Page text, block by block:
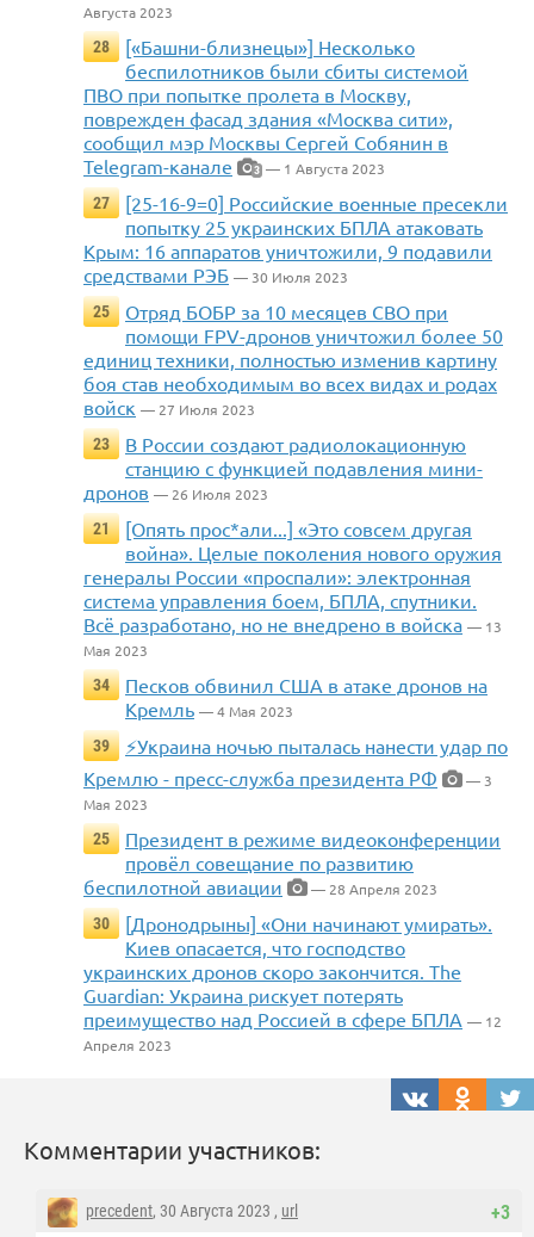
Августа 2023
28
[«Башни-близнецы»] Несколько
беспилотников были сбиты системой
ПВО при попытке пролета в Москву,
поврежден фасад здания «Москва сити»,
сообщил мэр Москвы Сергей Собянин в
Telegram-канале
3 — 1 Августа 2023
27
[25-16-9=0] Российские военные пресекли
попытку 25 украинских БПЛА атаковать
Крым: 16 аппаратов уничтожили, 9 подавили
средствами РЭБ — 30 Июля 2023
25
Отряд БОБР за 10 месяцев СВО при
помощи FPV-дронов уничтожил более 50
единиц техники, полностью изменив картину
боя став необходимым во всех видах и родах
войск — 27 Июля 2023
23
В России создают радиолокационную
станцию с функцией подавления мини-
дронов — 26 Июля 2023
21
[Опять прос*али...] «Это совсем другая
война». Целые поколения нового оружия
генералы России «проспали»: электронная
система управления боем, БПЛА, спутники.
Всё разработано, но не внедрено в войска — 13
Мая 2023
34
Песков обвинил США в атаке дронов на
Кремль — 4 Мая 2023
39
⚡️Украина ночью пыталась нанести удар по
Кремлю - пресс-служба президента РФ
— 3
Мая 2023
25
Президент в режиме видеоконференции
провёл совещание по развитию
беспилотной авиации
— 28 Апреля 2023
30
[Дронодрыны] «Они начинают умирать».
Киев опасается, что господство
украинских дронов скоро закончится. The
Guardian: Украина рискует потерять
преимущество над Россией в сфере БПЛА — 12
Апреля 2023
Комментарии участников:
+3
precedent, 30 Августа 2023 , url